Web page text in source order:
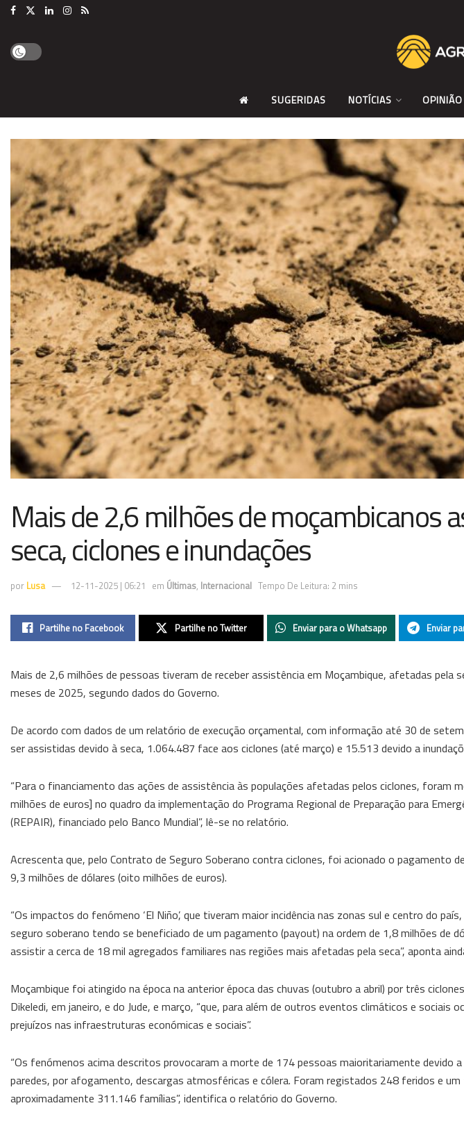
SUGERIDAS NOTÍCIAS OPINIÃO
Mais de 2,6 milhões de moçambicanos
seca, ciclones e inundações
por Lusa 12-11-2025 | 06:21 em Últimas, Internacional Tempo De Leitura: 2 mins
Partilhe no Facebook Partilhe no Twitter Enviar para o Whatsapp Enviar
Mais de 2,6 milhões de pessoas tiveram de receber assistência em Moçambique, afetadas pela
meses de 2025, segundo dados do Governo.
De acordo com dados de um relatório de execução orçamental, com informação até 30 de
ser assistidas devido à seca, 1.064.487 face aos ciclones (até março) e 15.513 devido a
“Para o financiamento das ações de assistência às populações afetadas pelos ciclones, foram
milhões de euros] no quadro da implementação do Programa Regional de Preparação para
(REPAIR), financiado pelo Banco Mundial”, lê-se no relatório.
Acrescenta que, pelo Contrato de Seguro Soberano contra ciclones, foi acionado o pagamento
9,3 milhões de dólares (oito milhões de euros).
“Os impactos do fenómeno ‘El Niño’, que tiveram maior incidência nas zonas sul e centro do
seguro soberano tendo se beneficiado de um pagamento (payout) na ordem de 1,8 milhões de
assistir a cerca de 18 mil agregados familiares nas regiões mais afetadas pela seca”, aponta
Moçambique foi atingido na época na anterior época das chuvas (outubro a abril) por três
Dikeledi, em janeiro, e do Jude, e março, “que, para além de outros eventos climáticos e sociais
prejuízos nas infraestruturas económicas e sociais”.
“Os fenómenos acima descritos provocaram a morte de 174 pessoas maioritariamente devido
paredes, por afogamento, descargas atmosféricas e cólera. Foram registados 248 feridos e
aproximadamente 311.146 famílias”, identifica o relatório do Governo.